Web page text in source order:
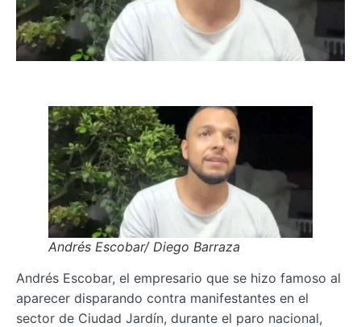
Andrés Escobar/ Diego Barraza
Andrés Escobar, el empresario que se hizo famoso al
aparecer disparando contra manifestantes en el
sector de Ciudad Jardín, durante el paro nacional,